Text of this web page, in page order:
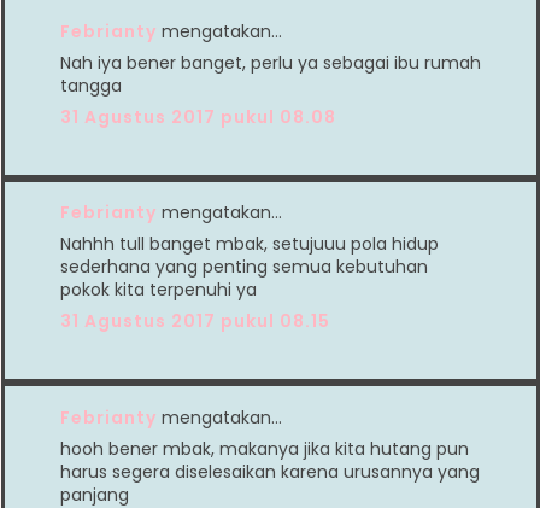
Febrianty mengatakan…
Nah iya bener banget, perlu ya sebagai ibu rumah
tangga
31 Agustus 2017 pukul 08.08
Febrianty mengatakan…
Nahhh tull banget mbak, setujuuu pola hidup
sederhana yang penting semua kebutuhan
pokok kita terpenuhi ya
31 Agustus 2017 pukul 08.15
Febrianty mengatakan…
hooh bener mbak, makanya jika kita hutang pun
harus segera diselesaikan karena urusannya yang
panjang